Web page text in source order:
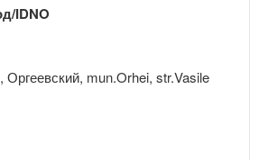
IDNO
Оргеевский, mun.Orhei, str.Vasile